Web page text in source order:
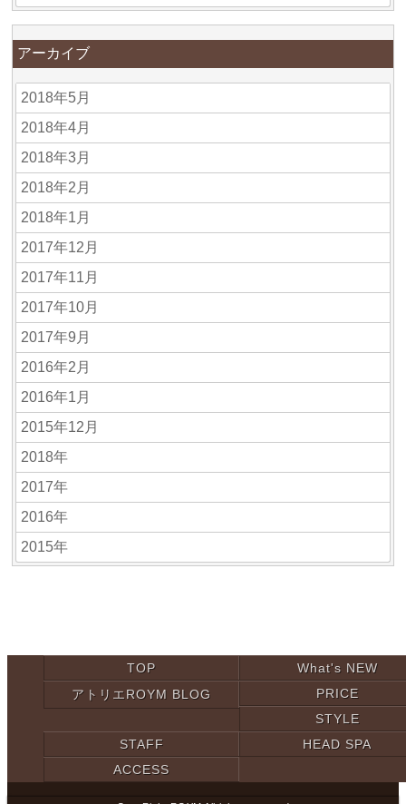
アーカイブ
2018年5月
2018年4月
2018年3月
2018年2月
2018年1月
2017年12月
2017年11月
2017年10月
2017年9月
2016年2月
2016年1月
2015年12月
2018年
2017年
2016年
2015年
TOP
What's NEW
アトリエROYM BLOG
PRICE
STYLE
STAFF
HEAD SPA
ACCESS